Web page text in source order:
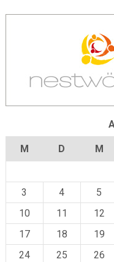
M D M
3
4 5
10
11 12
17
18 19
24
25 26